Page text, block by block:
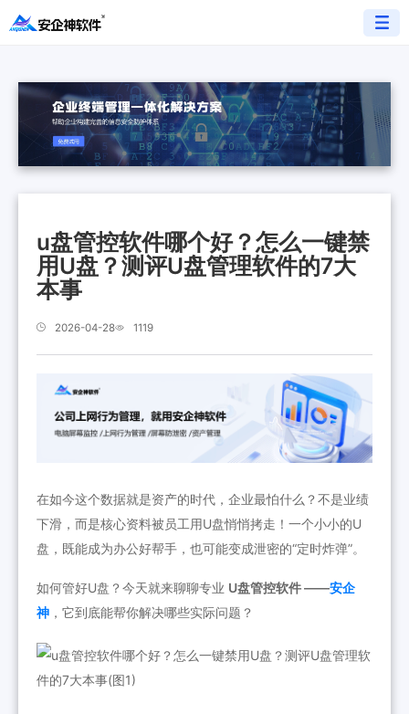
u盘管控软件哪个好？怎么一键禁
用U盘？测评U盘管理软件的7大
本事
2026-04-28 1119
在如今这个数据就是资产的时代，企业最怕什么？不是业绩
下滑，而是核心资料被员工用U盘悄悄拷走！一个小小的U
盘，既能成为办公好帮手，也可能变成泄密的“定时炸弹”。
如何管好U盘？今天就来聊聊专业 U盘管控软件 ——安企
神 ，它到底能帮你解决哪些实际问题？